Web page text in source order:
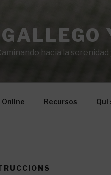
hacia la
Recursos Qui